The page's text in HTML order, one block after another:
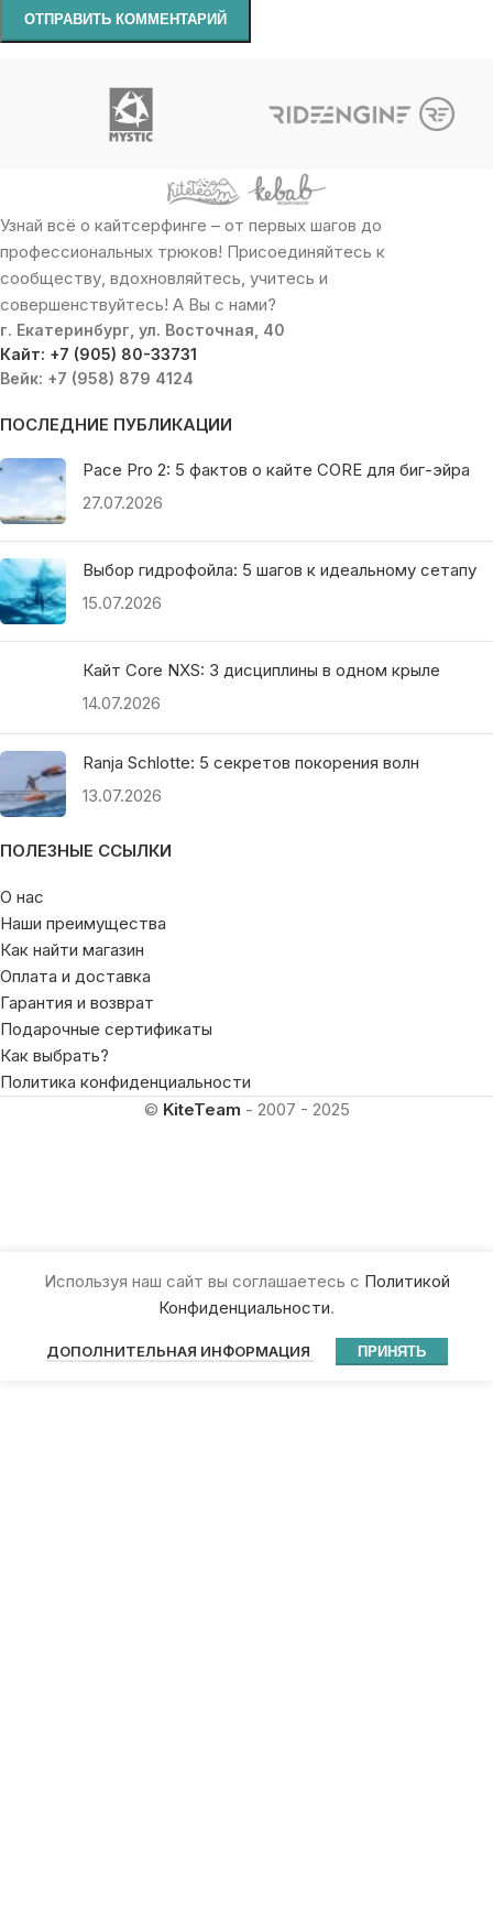
Узнай всё о кайтсерфинге – от первых шагов до
профессиональных трюков! Присоединяйтесь к
сообществу, вдохновляйтесь, учитесь и
совершенствуйтесь! А Вы с нами?
г. Екатеринбург, ул. Восточная, 40
Кайт: +7 (905) 80-33731
Вейк: +7 (958) 879 4124
ПОСЛЕДНИЕ ПУБЛИКАЦИИ
Pace Pro 2: 5 фактов о кайте CORE для биг-эйра
27.07.2026
Выбор гидрофойла: 5 шагов к идеальному сетапу
15.07.2026
Кайт Core NXS: 3 дисциплины в одном крыле
14.07.2026
Ranja Schlotte: 5 секретов покорения волн
13.07.2026
ПОЛЕЗНЫЕ ССЫЛКИ
О нас
Наши преимущества
Как найти магазин
Оплата и доставка
Гарантия и возврат
Подарочные сертификаты
Как выбрать?
Политика конфиденциальности
© KiteTeam - 2007 - 2025
Используя наш сайт вы соглашаетесь с Политикой
Конфиденциальности.
ДОПОЛНИТЕЛЬНАЯ ИНФОРМАЦИЯ ПРИНЯТЬ